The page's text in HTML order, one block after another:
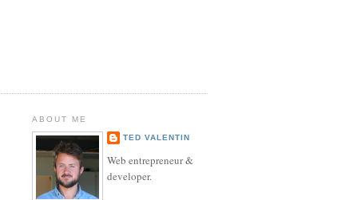
ABOUT ME
TED VALENTIN
Web entrepreneur &
developer.